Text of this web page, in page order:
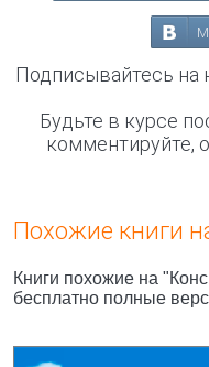
Подписывайтесь на
Будьте в курсе
комментируйте,
Похожие книги
Книги похожие на
бесплатно полные